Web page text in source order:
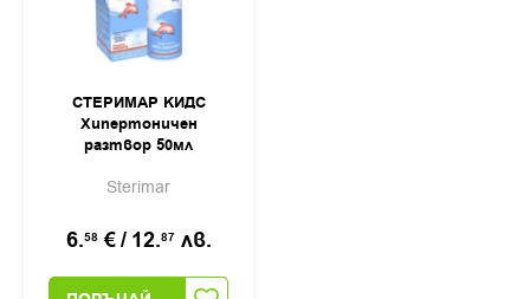
СТЕРИМАР КИДС
Хипертоничен
разтвор 50мл
Sterimar
6.58 €/ 12.87 лв.